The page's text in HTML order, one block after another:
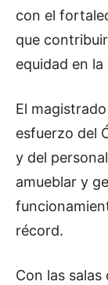
con el
que
equidad en la
El
esfuerzo del
y del
amueblar y
récord.
Con las